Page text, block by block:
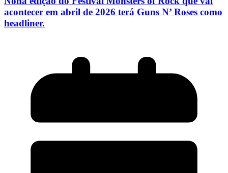
acontecer em abril de 2026 terá Guns N’ Roses como
headliner.